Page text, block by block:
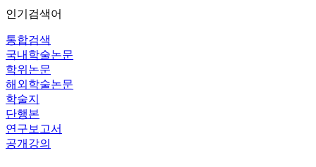
인기검색어
통합검색
국내학술논문
학위논문
해외학술논문
학술지
단행본
연구보고서
공개강의